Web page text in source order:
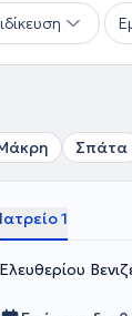
Σπάτα
Ιατρείο 1
Ελευθερίου